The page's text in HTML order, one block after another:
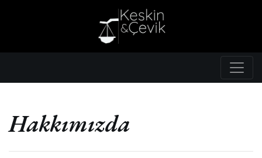
98
0538 508 12
35
Hakkımızda